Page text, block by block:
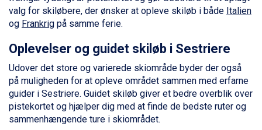
Canazei fra DKK 4.745
Ponte di Legno fra DKK 4.745
Bad Gastein fra DKK 4.195
Sauze dOulx fra DKK 4.045
Arabba fra DKK 7.045
La Thuile fra DKK 4.595
Val Thorens fra DKK 5.395
Cervinia fra DKK 5.295
Bad Hofgastein fra DKK 5.495
valg for skiløbere, der ønsker at opleve skiløb i både Italien
og Frankrig på samme ferie.
Oplevelser og guidet skiløb i Sestriere
Udover det store og varierede skiområde byder der også
på muligheden for at opleve området sammen med erfarne
guider i Sestriere. Guidet skiløb giver et bedre overblik over
pistekortet og hjælper dig med at finde de bedste ruter og
sammenhængende ture i skiområdet.